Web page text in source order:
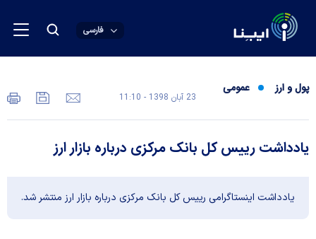
فارسی
پول و ارز عمومی
23 آبان 1398 - 11:10
یادداشت رییس کل بانک مرکزی درباره بازار ارز
یادداشت اینستاگرامی رییس کل بانک مرکزی درباره بازار ارز منتشر شد.